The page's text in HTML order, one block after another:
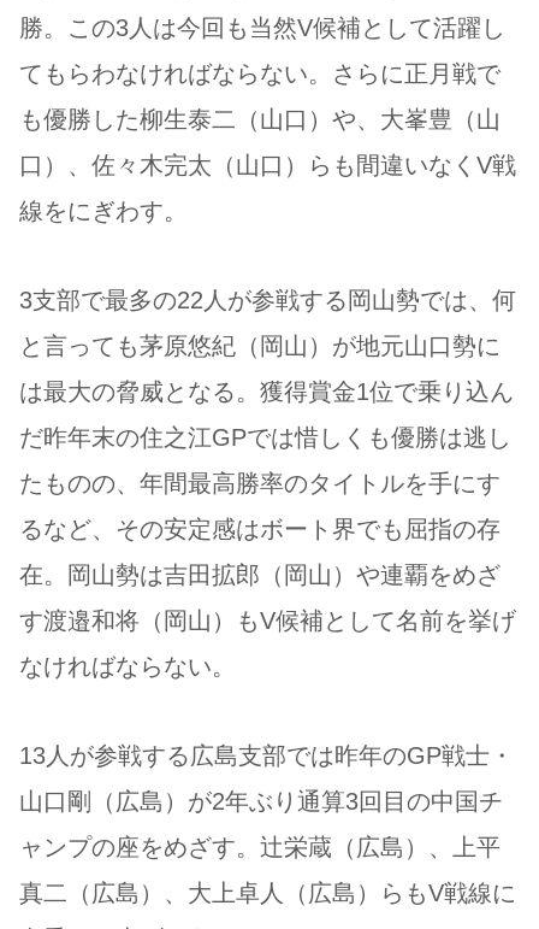
勝。この3人は今回も当然V候補として活躍し
てもらわなければならない。さらに正月戦で
も優勝した柳生泰二（山口）や、大峯豊（山
口）、佐々木完太（山口）らも間違いなくV戦
線をにぎわす。
3支部で最多の22人が参戦する岡山勢では、何
と言っても茅原悠紀（岡山）が地元山口勢に
は最大の脅威となる。獲得賞金1位で乗り込ん
だ昨年末の住之江GPでは惜しくも優勝は逃し
たものの、年間最高勝率のタイトルを手にす
るなど、その安定感はボート界でも屈指の存
在。岡山勢は吉田拡郎（岡山）や連覇をめざ
す渡邉和将（岡山）もV候補として名前を挙げ
なければならない。
13人が参戦する広島支部では昨年のGP戦士・
山口剛（広島）が2年ぶり通算3回目の中国チ
ャンプの座をめざす。辻栄蔵（広島）、上平
真二（広島）、大上卓人（広島）らもV戦線に